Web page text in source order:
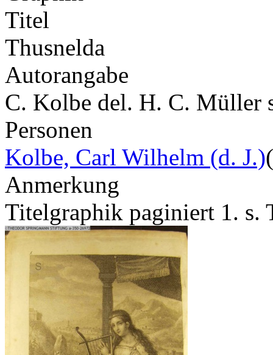
Titel
Thusnelda
Autorangabe
C. Kolbe del. H. C. Müller
Personen
Kolbe, Carl Wilhelm (d. J.)
Anmerkung
Titelgraphik paginiert 1. s.